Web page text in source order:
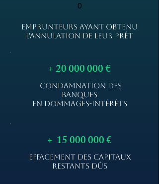
0
EMPRUNTEURS AYANT OBTENU
L'ANNULATION DE LEUR PRÊT
+20 000 000€
CONDAMNATION DES
BANQUES
EN DOMMAGES-INTÉRÊTS
+ 15 000 000€
EFFACEMENT DES CAPITAUX
RESTANTS DÛS